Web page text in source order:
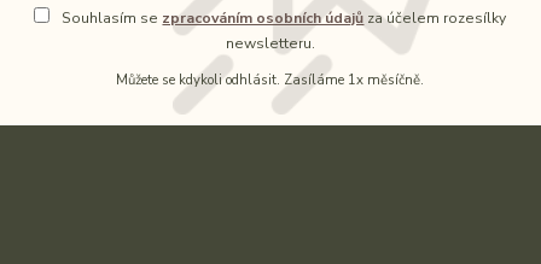
Souhlasím se zpracováním osobních údajů za účelem rozesílky
newsletteru.
Můžete se kdykoli odhlásit. Zasíláme 1x měsíčně.